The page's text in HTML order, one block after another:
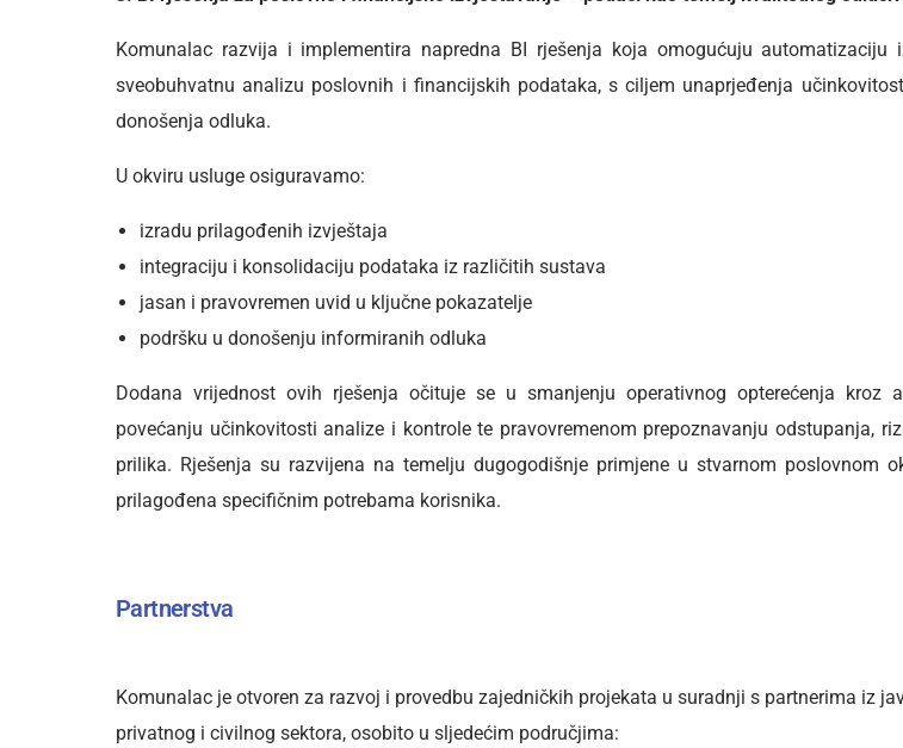
Komunalac razvija i implementira napredna BI rješenja koja omogućuju automatizaciju
sveobuhvatnu analizu poslovnih i financijskih podataka, s ciljem unaprjeđenja
donošenja odluka.
U okviru usluge osiguravamo:
izradu prilagođenih izvještaja
integraciju i konsolidaciju podataka iz različitih sustava
jasan i pravovremen uvid u ključne pokazatelje
podršku u donošenju informiranih odluka
Dodana vrijednost ovih rješenja očituje se u smanjenju operativnog opterećenja kroz
povećanju učinkovitosti analize i kontrole te pravovremenom prepoznavanju odstupanja,
prilika. Rješenja su razvijena na temelju dugogodišnje primjene u stvarnom poslovnom
prilagođena specifičnim potrebama korisnika.
Partnerstva
Komunalac je otvoren za razvoj i provedbu zajedničkih projekata u suradnji s partnerima iz
privatnog i civilnog sektora, osobito u sljedećim područjima: